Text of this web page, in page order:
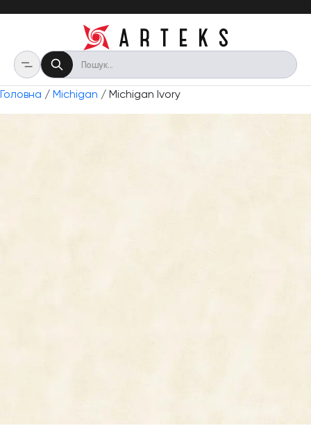
Головна / Michigan / Michigan Ivory